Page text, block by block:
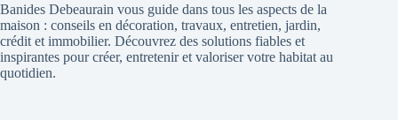
Banides Debeaurain vous guide dans tous les aspects de la
maison : conseils en décoration, travaux, entretien, jardin,
crédit et immobilier. Découvrez des solutions fiables et
inspirantes pour créer, entretenir et valoriser votre habitat au
quotidien.